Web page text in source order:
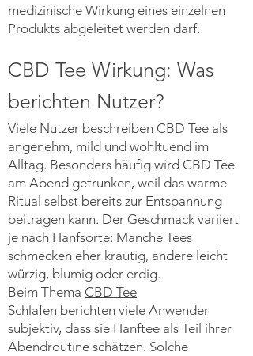
medizinische Wirkung eines einzelnen
Produkts abgeleitet werden darf.
CBD Tee Wirkung: Was
berichten Nutzer?
Viele Nutzer beschreiben CBD Tee als
angenehm, mild und wohltuend im
Alltag. Besonders häufig wird CBD Tee
am Abend getrunken, weil das warme
Ritual selbst bereits zur Entspannung
beitragen kann. Der Geschmack variiert
je nach Hanfsorte: Manche Tees
schmecken eher krautig, andere leicht
würzig, blumig oder erdig.
Beim Thema CBD Tee
Schlafen berichten viele Anwender
subjektiv, dass sie Hanftee als Teil ihrer
Abendroutine schätzen. Solche